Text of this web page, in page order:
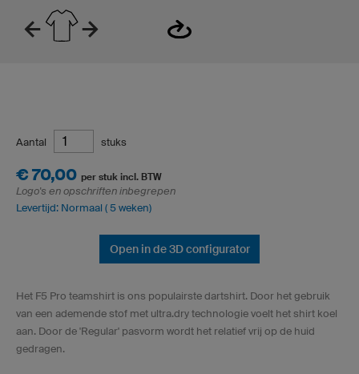
Aantal stuks
€ 70,00 per stuk incl. BTW
Logo's en opschriften inbegrepen
Levertijd: Normaal ( 5 weken)
Open in de 3D configurator
Het F5 Pro teamshirt is ons populairste dartshirt. Door het gebruik
van een ademende stof met ultra.dry technologie voelt het shirt koel
aan. Door de 'Regular' pasvorm wordt het relatief vrij op de huid
gedragen.